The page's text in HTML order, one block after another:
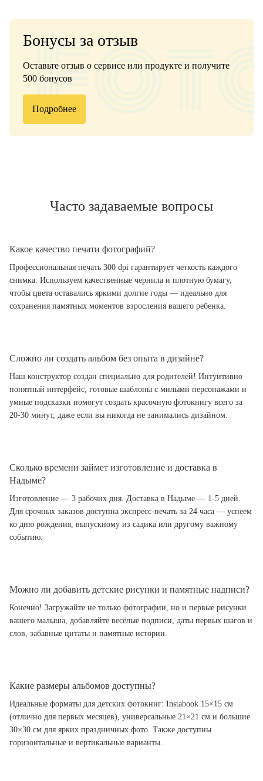
Бонусы за отзыв
Оставьте отзыв о сервисе или продукте и получите
500 бонусов
Подробнее
Часто задаваемые вопросы
Какое качество печати фотографий?
Профессиональная печать 300 dpi гарантирует четкость каждого
снимка. Используем качественные чернила и плотную бумагу,
чтобы цвета оставались яркими долгие годы — идеально для
сохранения памятных моментов взросления вашего ребенка.
Сложно ли создать альбом без опыта в дизайне?
Наш конструктор создан специально для родителей! Интуитивно
понятный интерфейс, готовые шаблоны с милыми персонажами и
умные подсказки помогут создать красочную фотокнигу всего за
20-30 минут, даже если вы никогда не занимались дизайном.
Сколько времени займет изготовление и доставка в
Надыме?
Изготовление — 3 рабочих дня. Доставка в Надыме — 1-5 дней.
Для срочных заказов доступна экспресс-печать за 24 часа — успеем
ко дню рождения, выпускному из садика или другому важному
событию.
Можно ли добавить детские рисунки и памятные надписи?
Конечно! Загружайте не только фотографии, но и первые рисунки
вашего малыша, добавляйте весёлые подписи, даты первых шагов и
слов, забавные цитаты и памятные истории.
Какие размеры альбомов доступны?
Идеальные форматы для детских фотокниг: Instabook 15×15 см
(отлично для первых месяцев), универсальные 21×21 см и большие
30×30 см для ярких праздничных фото. Также доступны
горизонтальные и вертикальные варианты.